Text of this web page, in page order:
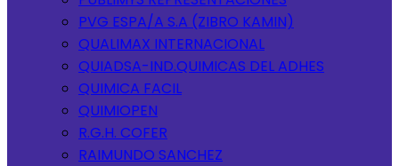
PVG ESPA/A S.A (ZIBRO KAMIN)
QUALIMAX INTERNACIONAL
QUIADSA-IND.QUIMICAS DEL ADHES
QUIMICA FACIL
QUIMIOPEN
R.G.H. COFER
RAIMUNDO SANCHEZ